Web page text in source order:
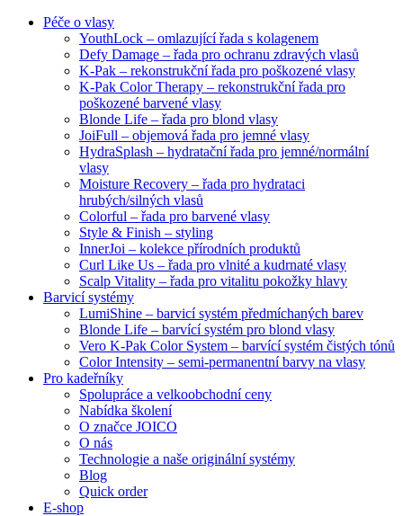
Péče o vlasy
YouthLock – omlazující řada s kolagenem
Defy Damage – řada pro ochranu zdravých vlasů
K-Pak – rekonstrukční řada pro poškozené vlasy
K-Pak Color Therapy – rekonstrukční řada pro
poškozené barvené vlasy
Blonde Life – řada pro blond vlasy
JoiFull – objemová řada pro jemné vlasy
HydraSplash – hydratační řada pro jemné/normální
vlasy
Moisture Recovery – řada pro hydrataci
hrubých/silných vlasů
Colorful – řada pro barvené vlasy
Style & Finish – styling
InnerJoi – kolekce přírodních produktů
Curl Like Us – řada pro vlnité a kudrnaté vlasy
Scalp Vitality – řada pro vitalitu pokožky hlavy
Barvicí systémy
LumiShine – barvicí systém předmíchaných barev
Blonde Life – barvící systém pro blond vlasy
Vero K-Pak Color System – barvící systém čistých tónů
Color Intensity – semi-permanentní barvy na vlasy
Pro kadeřníky
Spolupráce a velkoobchodní ceny
Nabídka školení
O značce JOICO
O nás
Technologie a naše originální systémy
Blog
Quick order
E-shop